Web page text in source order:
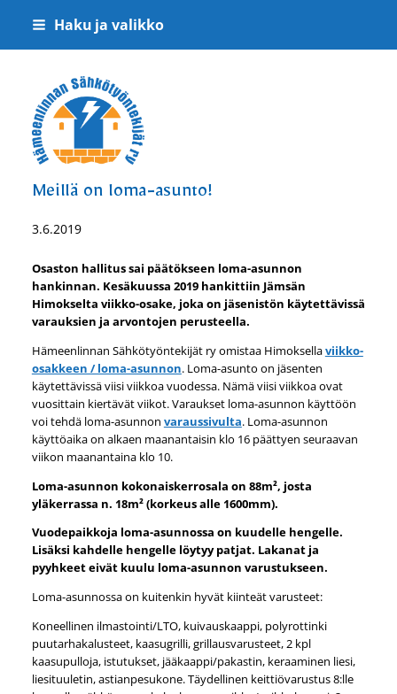
Siirry
sivun
sisältöön
Haku ja valikko
Hämeenlinnan Sähkötyöntekijät ry
Meillä on loma-asunto!
3.6.2019
Osaston hallitus sai päätökseen loma-asunnon
hankinnan. Kesäkuussa 2019 hankittiin Jämsän
Himokselta viikko-osake, joka on jäsenistön käytettävissä
varauksien ja arvontojen perusteella.
Hämeenlinnan Sähkötyöntekijät ry omistaa Himoksellaviikko-
osakkeen / loma-asunnon. Loma-asunto on jäsenten
käytettävissä viisi viikkoa vuodessa. Nämä viisi viikkoa ovat
vuosittain kiertävät viikot. Varaukset loma-asunnon käyttöön
voi tehdä loma-asunnon varaussivulta. Loma-asunnon
käyttöaika on alkaen maanantaisin klo 16 päättyen seuraavan
viikon maanantaina klo 10.
Loma-asunnon kokonaiskerrosala on 88m², josta
yläkerrassa n. 18m² (korkeus alle 1600mm).
Vuodepaikkoja loma-asunnossa on kuudelle hengelle.
Lisäksi kahdelle hengelle löytyy patjat. Lakanat ja
pyyhkeet eivät kuulu loma-asunnon varustukseen.
Loma-asunnossa on kuitenkin hyvät kiinteät varusteet:
Koneellinen ilmastointi/LTO, kuivauskaappi, polyrottinki
puutarhakalusteet, kaasugrilli, grillausvarusteet, 2 kpl
kaasupulloja, istutukset, jääkaappi/pakastin, keraaminen liesi,
liesituuletin, astianpesukone. Täydellinen keittiövarustus 8:lle